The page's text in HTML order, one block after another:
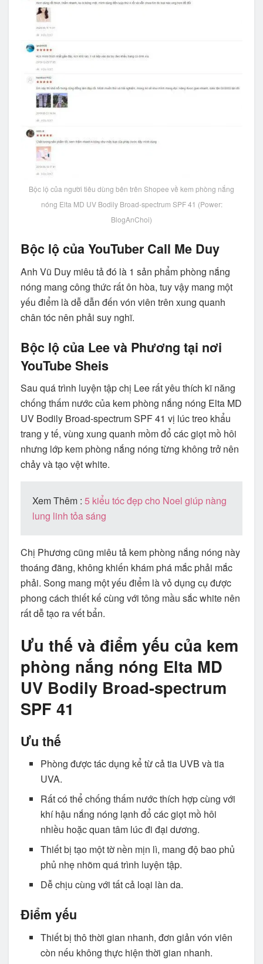
Bộc lộ của người tiêu dùng bên trên Shopee về kem phòng nắng
nóng Elta MD UV Bodily Broad-spectrum SPF 41 (Power:
BlogAnChoi)
Bộc lộ của YouTuber Call Me Duy
Anh Vũ Duy miêu tả đó là 1 sản phẩm phòng nắng
nóng mang công thức rất ôn hòa, tuy vậy mang một
yếu điểm là dễ dẫn đến vón viên trên xung quanh
chân tóc nên phải suy nghĩ.
Bộc lộ của Lee và Phương tại nơi
YouTube Sheis
Sau quá trình luyện tập chị Lee rất yêu thích kĩ năng
chống thấm nước của kem phòng nắng nóng Elta MD
UV Bodily Broad-spectrum SPF 41 vị lúc treo khẩu
trang y tế, vùng xung quanh mồm đổ các giọt mồ hôi
nhưng lớp kem phòng nắng nóng từng không trở nên
chảy và tạo vệt white.
Xem Thêm : 5 kiểu tóc đẹp cho Noel giúp nàng
lung linh tỏa sáng
Chị Phương cũng miêu tả kem phòng nắng nóng này
thoáng đãng, không khiến khám phá mắc phải mắc
phải. Song mang một yếu điểm là vỏ dụng cụ được
phong cách thiết kế cùng với tông mầu sắc white nên
rất dễ tạo ra vết bẩn.
Ưu thế và điểm yếu của kem
phòng nắng nóng Elta MD
UV Bodily Broad-spectrum
SPF 41
Ưu thế
Phòng được tác dụng kể từ cả tia UVB và tia
UVA.
Rất có thể chống thấm nước thích hợp cùng với
khí hậu nắng nóng lạnh đổ các giọt mồ hôi
nhiều hoặc quan tâm lúc đi đại dương.
Thiết bị tạo một tờ nền mịn lì, mang độ bao phủ
phủ nhẹ nhõm quá trình luyện tập.
Dễ chịu cùng với tất cả loại làn da.
Điểm yếu
Thiết bị thô thời gian nhanh, đơn giản vón viên
còn nếu không thực hiện thời gian nhanh.